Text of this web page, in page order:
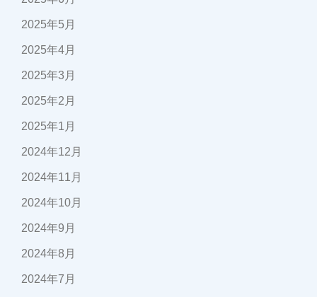
2025年5月
2025年4月
2025年3月
2025年2月
2025年1月
2024年12月
2024年11月
2024年10月
2024年9月
2024年8月
2024年7月